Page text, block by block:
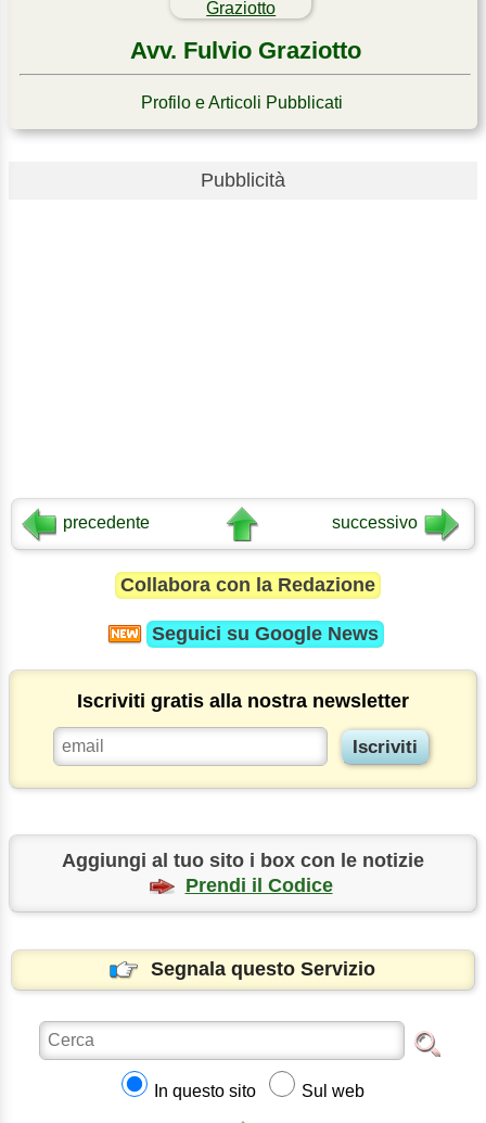
Avv. Fulvio Graziotto
Profilo e Articoli Pubblicati
Pubblicità
precedente successivo
Collabora con la Redazione
Seguici su Google News
Iscriviti gratis alla nostra newsletter
Aggiungi al tuo sito i box con le notizie
Prendi il Codice
Segnala questo Servizio
In questo sito Sul web